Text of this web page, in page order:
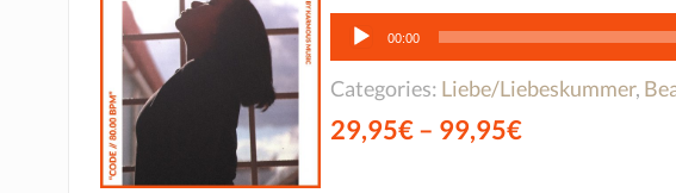
Audio-
Player
00:00
Categories: Liebe/Liebeskummer,
29,95€– 99,95€